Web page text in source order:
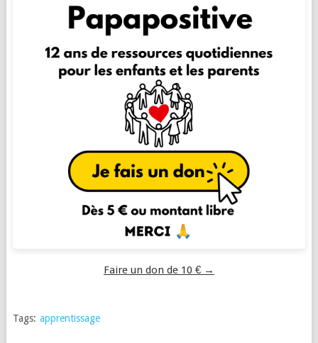
Faire un don de 10 € →
Tags: apprentissage